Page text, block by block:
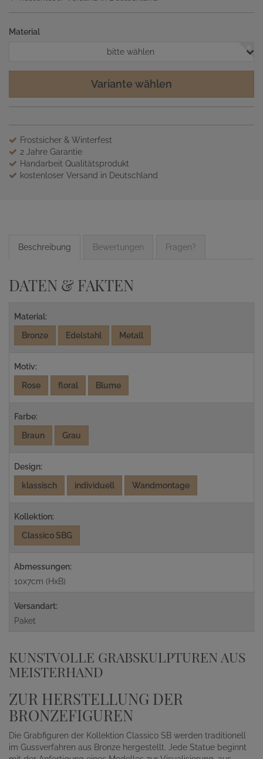
Material
bitte wählen
Variante wählen
Frostsicher & Winterfest
2 Jahre Garantie
Handarbeit Qualitätsprodukt
kostenloser Versand in Deutschland
Beschreibung Bewertungen Fragen?
DATEN & FAKTEN
Material:
Bronze
Edelstahl Metall
Motiv:
Rose
floral Blume
Farbe:
Braun
Grau
Design:
klassisch
individuell Wandmontage
Kollektion:
Classico SBG
Abmessungen:
10x7cm (HxB)
Versandart:
Paket
KUNSTVOLLE GRABSKULPTUREN AUS
MEISTERHAND
ZUR HERSTELLUNG DER
BRONZEFIGUREN
Die Grabfiguren der Kollektion Classico SB werden traditionell
im Gussverfahren aus Bronze hergestellt. Jede Statue beginnt